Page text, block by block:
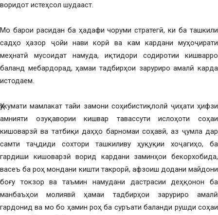
воридот истеҳсол шудааст.
Мо барои расидан ба ҳадафи чоруми стратегӣ, ки ба ташкили
садҳо ҳазор ҷойи нави корӣ ва кам кардани муҳоҷирати
меҳнатӣ мусоидат намуда, иқтидори содиротии кишварро
баланд мебардорад, ҳамаи тадбирҳои заруриро амалӣ карда
истодаем.
Ҳукумати мамлакат тайи замони соҳибистиқлолӣ ҷиҳати ҳифзи
амнияти озуқавории кишвар тавассути ислоҳоти соҳаи
кишоварзӣ ва татбиқи даҳҳо барномаи соҳавӣ, аз ҷумла дар
самти таҷдиди сохтори ташкиливу ҳуқуқии хоҷагиҳо, ба
гардиши кишоварзӣ ворид кардани заминҳои бекорхобида,
васеъ ба роҳ мондани кишти такрорӣ, афзоиш додани майдони
боғу токзор ва таъмин намудани дастрасии деҳқонон ба
манбаъҳои молиявӣ ҳамаи тадбирҳои заруриро амалӣ
гардонид ва мо бо ҳамин роҳ ба суръати баланди рушди соҳаи